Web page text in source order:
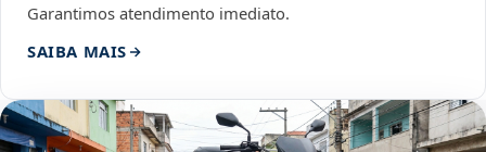
Garantimos atendimento imediato.
SAIBA MAIS